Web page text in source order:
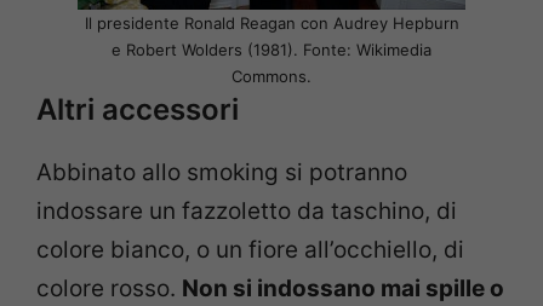
Il presidente Ronald Reagan con Audrey Hepburn
e Robert Wolders (1981). Fonte: Wikimedia
Commons.
Altri accessori
Abbinato allo smoking si potranno
indossare un fazzoletto da taschino, di
colore bianco, o un fiore all’occhiello, di
colore rosso. Non si indossano mai spille o